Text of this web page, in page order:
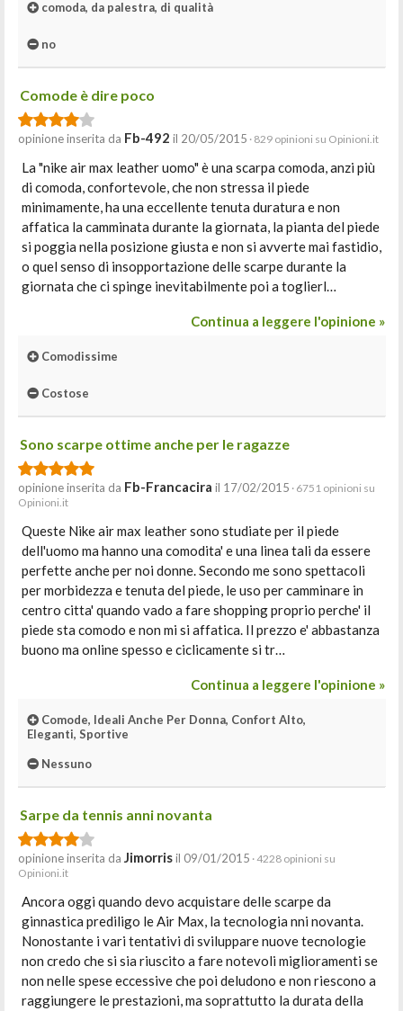
comoda, da palestra, di qualità
no
Comode è dire poco
opinione inserita da Fb-492 il 20/05/2015 · 829 opinioni su Opinioni.it
La "nike air max leather uomo" è una scarpa comoda, anzi più
di comoda, confortevole, che non stressa il piede
minimamente, ha una eccellente tenuta duratura e non
affatica la camminata durante la giornata, la pianta del piede
si poggia nella posizione giusta e non si avverte mai fastidio,
o quel senso di insopportazione delle scarpe durante la
giornata che ci spinge inevitabilmente poi a toglierl…
Continua a leggere l'opinione »
Comodissime
Costose
Sono scarpe ottime anche per le ragazze
opinione inserita da Fb-Francacira il 17/02/2015 · 6751 opinioni su
Opinioni.it
Queste Nike air max leather sono studiate per il piede
dell'uomo ma hanno una comodita' e una linea tali da essere
perfette anche per noi donne. Secondo me sono spettacoli
per morbidezza e tenuta del piede, le uso per camminare in
centro citta' quando vado a fare shopping proprio perche' il
piede sta comodo e non mi si affatica. Il prezzo e' abbastanza
buono ma online spesso e ciclicamente si tr…
Continua a leggere l'opinione »
Comode, Ideali Anche Per Donna, Confort Alto,
Eleganti, Sportive
Nessuno
Sarpe da tennis anni novanta
opinione inserita da Jimorrisil 09/01/2015 · 4228 opinioni su
Opinioni.it
Ancora oggi quando devo acquistare delle scarpe da
ginnastica prediligo le Air Max, la tecnologia nni novanta.
Nonostante i vari tentativi di sviluppare nuove tecnologie
non credo che si sia riuscito a fare notevoli miglioramenti se
non nelle spese eccessive che poi deludono e non riescono a
raggiungere le prestazioni, ma soprattutto la durata della